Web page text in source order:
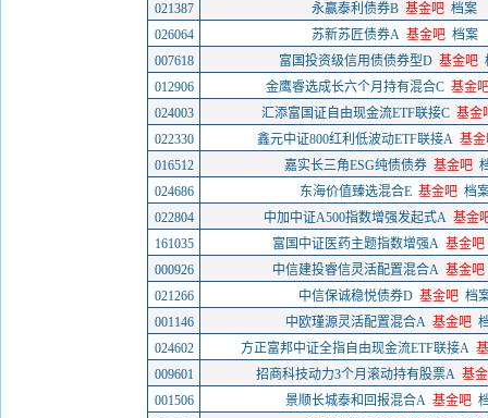
021387
永赢泰利债券B 基金吧 档案
026064
苏新苏匠债券A 基金吧 档案
007618
富国投资级信用债债券型D 基金吧
012906
金鹰睿选成长六个月持有混合C 基金
024003
汇添富国证自由现金流ETF联接C 基金
022330
鑫元中证800红利低波动ETF联接A 基
016512
嘉实长三角ESG纯债债券 基金吧
024686
东海价值臻选混合E 基金吧 档
022804
中加中证A500指数增强发起式A 基金
161035
富国中证医药主题指数增强A 基金吧
000926
中信建投睿信灵活配置混合A 基金吧
021266
中信保诚稳悦债券D 基金吧 档
001146
中欧瑾源灵活配置混合A 基金吧
024602
方正富邦中证全指自由现金流ETF联接A
009601
招商科技动力3个月滚动持有股票A 基
001506
景顺长城泰和回报混合A 基金吧